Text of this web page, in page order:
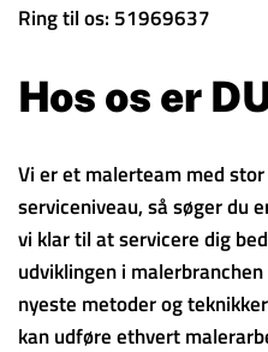
Ring til os: 51969637
Hos os er
Vi er et malerteam med
serviceniveau, så søger du
vi klar til at servicere dig
udviklingen i
nyeste metoder og
kan udføre ethvert